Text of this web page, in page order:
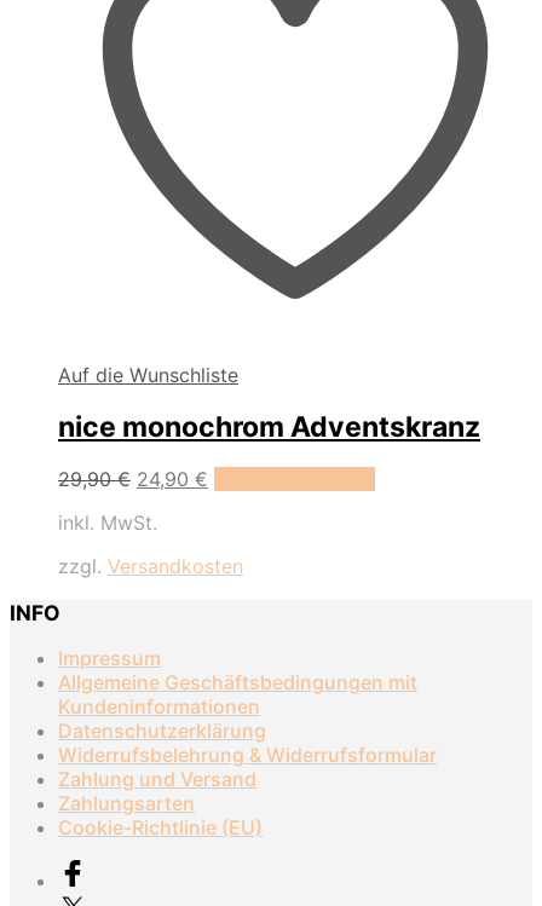
Auf die Wunschliste
nice monochrom Adventskranz
29,90€ Ursprünglicher
war:
24,90 €
inkl. MwSt.
zzgl. Versandkosten
INFO
Impressum
Allgemeine Geschäftsbedingungen mit
Kundeninformationen
Datenschutzerklärung
Widerrufsbelehrung & Widerrufsformular
Zahlung und Versand
Zahlungsarten
Cookie-Richtlinie (EU)